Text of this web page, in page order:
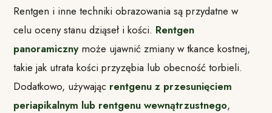
Rentgen i inne techniki obrazowania są przydatne w
celu oceny stanu dziąseł i kości. Rentgen
panoramiczny może ujawnić zmiany w tkance kostnej,
takie jak utrata kości przyzębia lub obecność torbieli.
Dodatkowo, używając rentgenu z przesunięciem
periapikalnym lub rentgenu wewnątrzustnego,